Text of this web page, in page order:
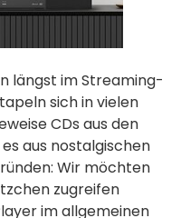
längst im Streaming-
sich in vielen
CDs aus den
aus nostalgischen
Wir möchten
zugreifen
im allgemeinen